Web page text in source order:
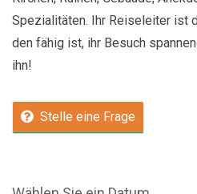
Spezialitäten. Ihr Reiseleiter ist
den fähig ist, ihr Besuch
ihn!
Stelle eine Frage